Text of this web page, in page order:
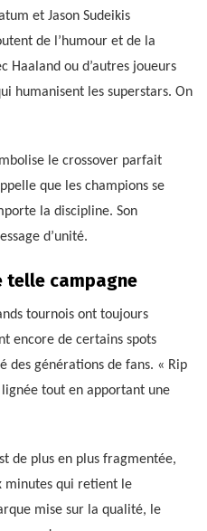
et Jason Sudeikis
de l’humour et de la
Haaland ou d’autres joueurs
humanisent les superstars. On
le crossover parfait
que les champions se
la discipline. Son
d’unité.
telle campagne
tournois ont toujours
encore de certains spots
des générations de fans. « Rip
lignée tout en apportant une
de plus en plus fragmentée,
minutes qui retient le
mise sur la qualité, le